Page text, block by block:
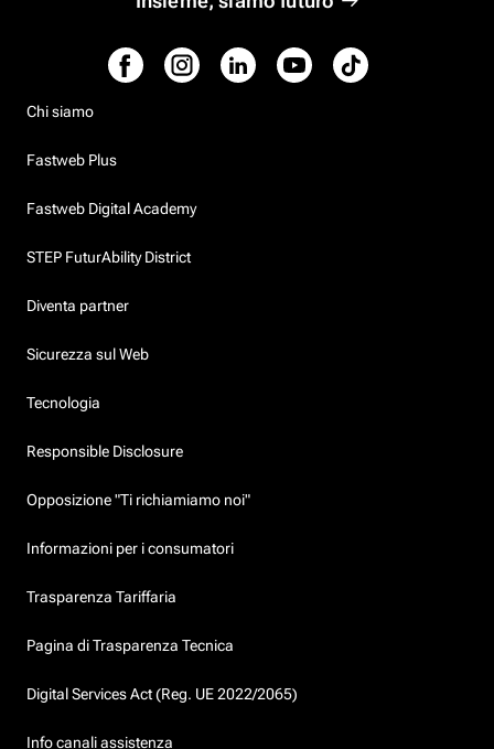
Chi siamo
Fastweb Plus
Fastweb Digital Academy
STEP FuturAbility District
Diventa partner
Sicurezza sul Web
Tecnologia
Responsible Disclosure
Opposizione "Ti richiamiamo noi"
Informazioni per i consumatori
Trasparenza Tariffaria
Pagina di Trasparenza Tecnica
Digital Services Act (Reg. UE 2022/2065)
Info canali assistenza